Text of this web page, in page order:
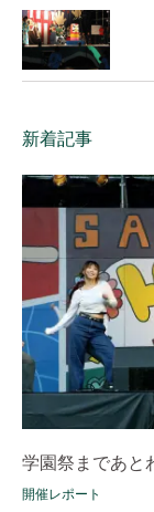
新着記事
学園祭まであと
開催レポート